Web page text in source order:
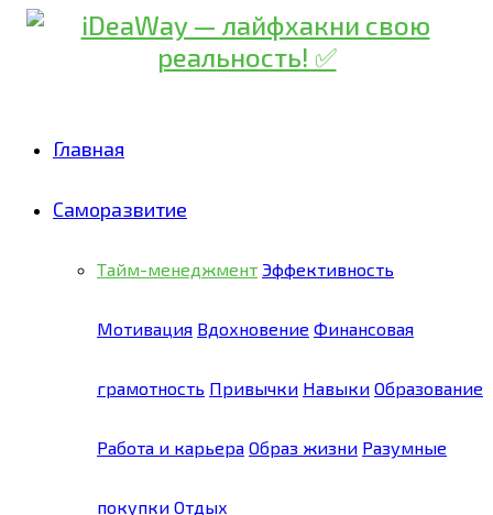
Главная
Саморазвитие
Тайм-менеджмент Эффективность
Мотивация Вдохновение Финансовая
грамотность Привычки Навыки Образование
Работа и карьера Образ жизни Разумные
покупки Отдых